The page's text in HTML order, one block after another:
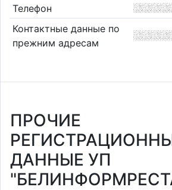
Телефон
Контактные данные по
прежним адресам
ПРОЧИЕ
ДАННЫЕ УП